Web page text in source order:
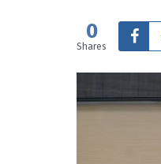
0
Shares